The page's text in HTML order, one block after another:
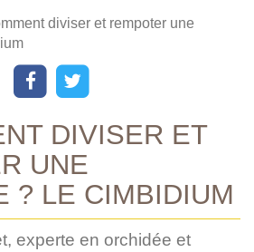
diviser et rempoter une
DIVISER ET
UNE
? LE CIMBIDIUM
experte en orchidée et